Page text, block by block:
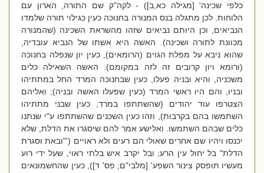
כלפי שכינה' [מגילה כא,ב]) - לקה"ק שם התורה, הארון עם
הלוחות. לכן מתגלה בנס המנורה בחנוכה כעין כגילוי תורה שלמדו
הנביאים, וכן היותם נביאים שזהו מהשראת השכינה (שהמנורה
מכוונת לתורה ושכינה). האשה היא אשתו של הנביא עובדיה,
שהוא ניבא על מפלת הגוים (הרומאים), כעין יון שנפלה בחנוכה
(ורומא ויון קרובים זה לזה במקומם). האשה השאילה כלים
משכניה, והיא ובניה פעלו, כעין שבחנוכה המרד החל במתתיהו
ובניו, והם היו ראשי המרד (כעין שפעלו האשה ובניה); ואליהם
הצטרפו עוד יהודים (שהשתתפו במרד, כעין שבני מתתיהו
השתמשו בהם בקרבות), וזהו כעין השכנים שהשתתפו ע"י שנתנו
כלים שבהם השתמשו. ואלישע אמר להם שיסגרו את הדלת, שלא
יכנסו ויהיו שם אחרים שאולי הם רעים ולא ראויים ('"ובאת וסגרת
הדלת" בל יחול עין הרע; ובל יקרב איש בלתי ראוי, שעל ידי רוע
מעשיו תופסק צינור השפע' [מלבי"ם; פס' ד]), כעין שהחשמונאים